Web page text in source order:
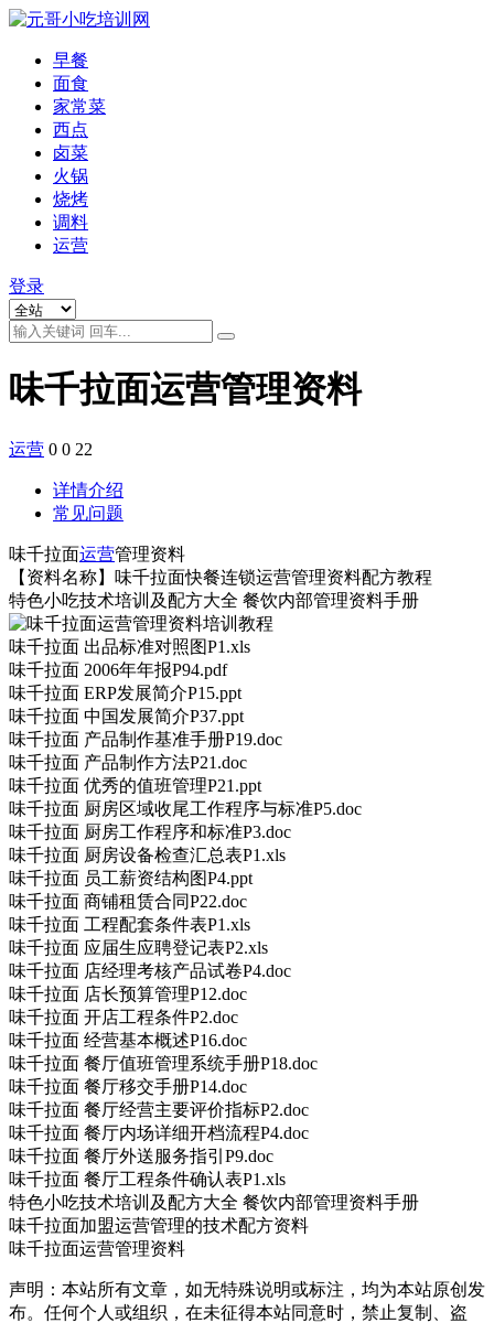
早餐
面食
家常菜
西点
卤菜
火锅
烧烤
调料
运营
登录
味千拉面运营管理资料
运营 0 0 22
详情介绍
常见问题
味千拉面运营管理资料
【资料名称】味千拉面快餐连锁运营管理资料配方教程
特色小吃技术培训及配方大全 餐饮内部管理资料手册
味千拉面 出品标准对照图P1.xls
味千拉面 2006年年报P94.pdf
味千拉面 ERP发展简介P15.ppt
味千拉面 中国发展简介P37.ppt
味千拉面 产品制作基准手册P19.doc
味千拉面 产品制作方法P21.doc
味千拉面 优秀的值班管理P21.ppt
味千拉面 厨房区域收尾工作程序与标准P5.doc
味千拉面 厨房工作程序和标准P3.doc
味千拉面 厨房设备检查汇总表P1.xls
味千拉面 员工薪资结构图P4.ppt
味千拉面 商铺租赁合同P22.doc
味千拉面 工程配套条件表P1.xls
味千拉面 应届生应聘登记表P2.xls
味千拉面 店经理考核产品试卷P4.doc
味千拉面 店长预算管理P12.doc
味千拉面 开店工程条件P2.doc
味千拉面 经营基本概述P16.doc
味千拉面 餐厅值班管理系统手册P18.doc
味千拉面 餐厅移交手册P14.doc
味千拉面 餐厅经营主要评价指标P2.doc
味千拉面 餐厅内场详细开档流程P4.doc
味千拉面 餐厅外送服务指引P9.doc
味千拉面 餐厅工程条件确认表P1.xls
特色小吃技术培训及配方大全 餐饮内部管理资料手册
味千拉面加盟运营管理的技术配方资料
味千拉面运营管理资料
声明：本站所有文章，如无特殊说明或标注，均为本站原创发
布。任何个人或组织，在未征得本站同意时，禁止复制、盗